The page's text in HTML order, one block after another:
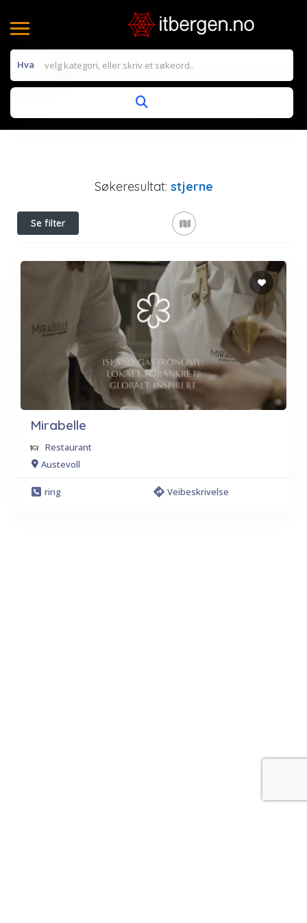
Hva
Søkeresultat: stjerne
Se filter
Mirabelle
Restaurant
Austevoll
ring Veibeskrivelse